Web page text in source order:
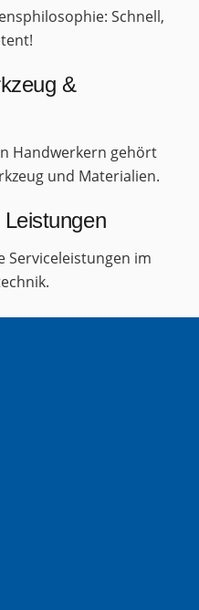
Schnell,
&
Handwerkern gehört
und Materialien.
Serviceleistungen im